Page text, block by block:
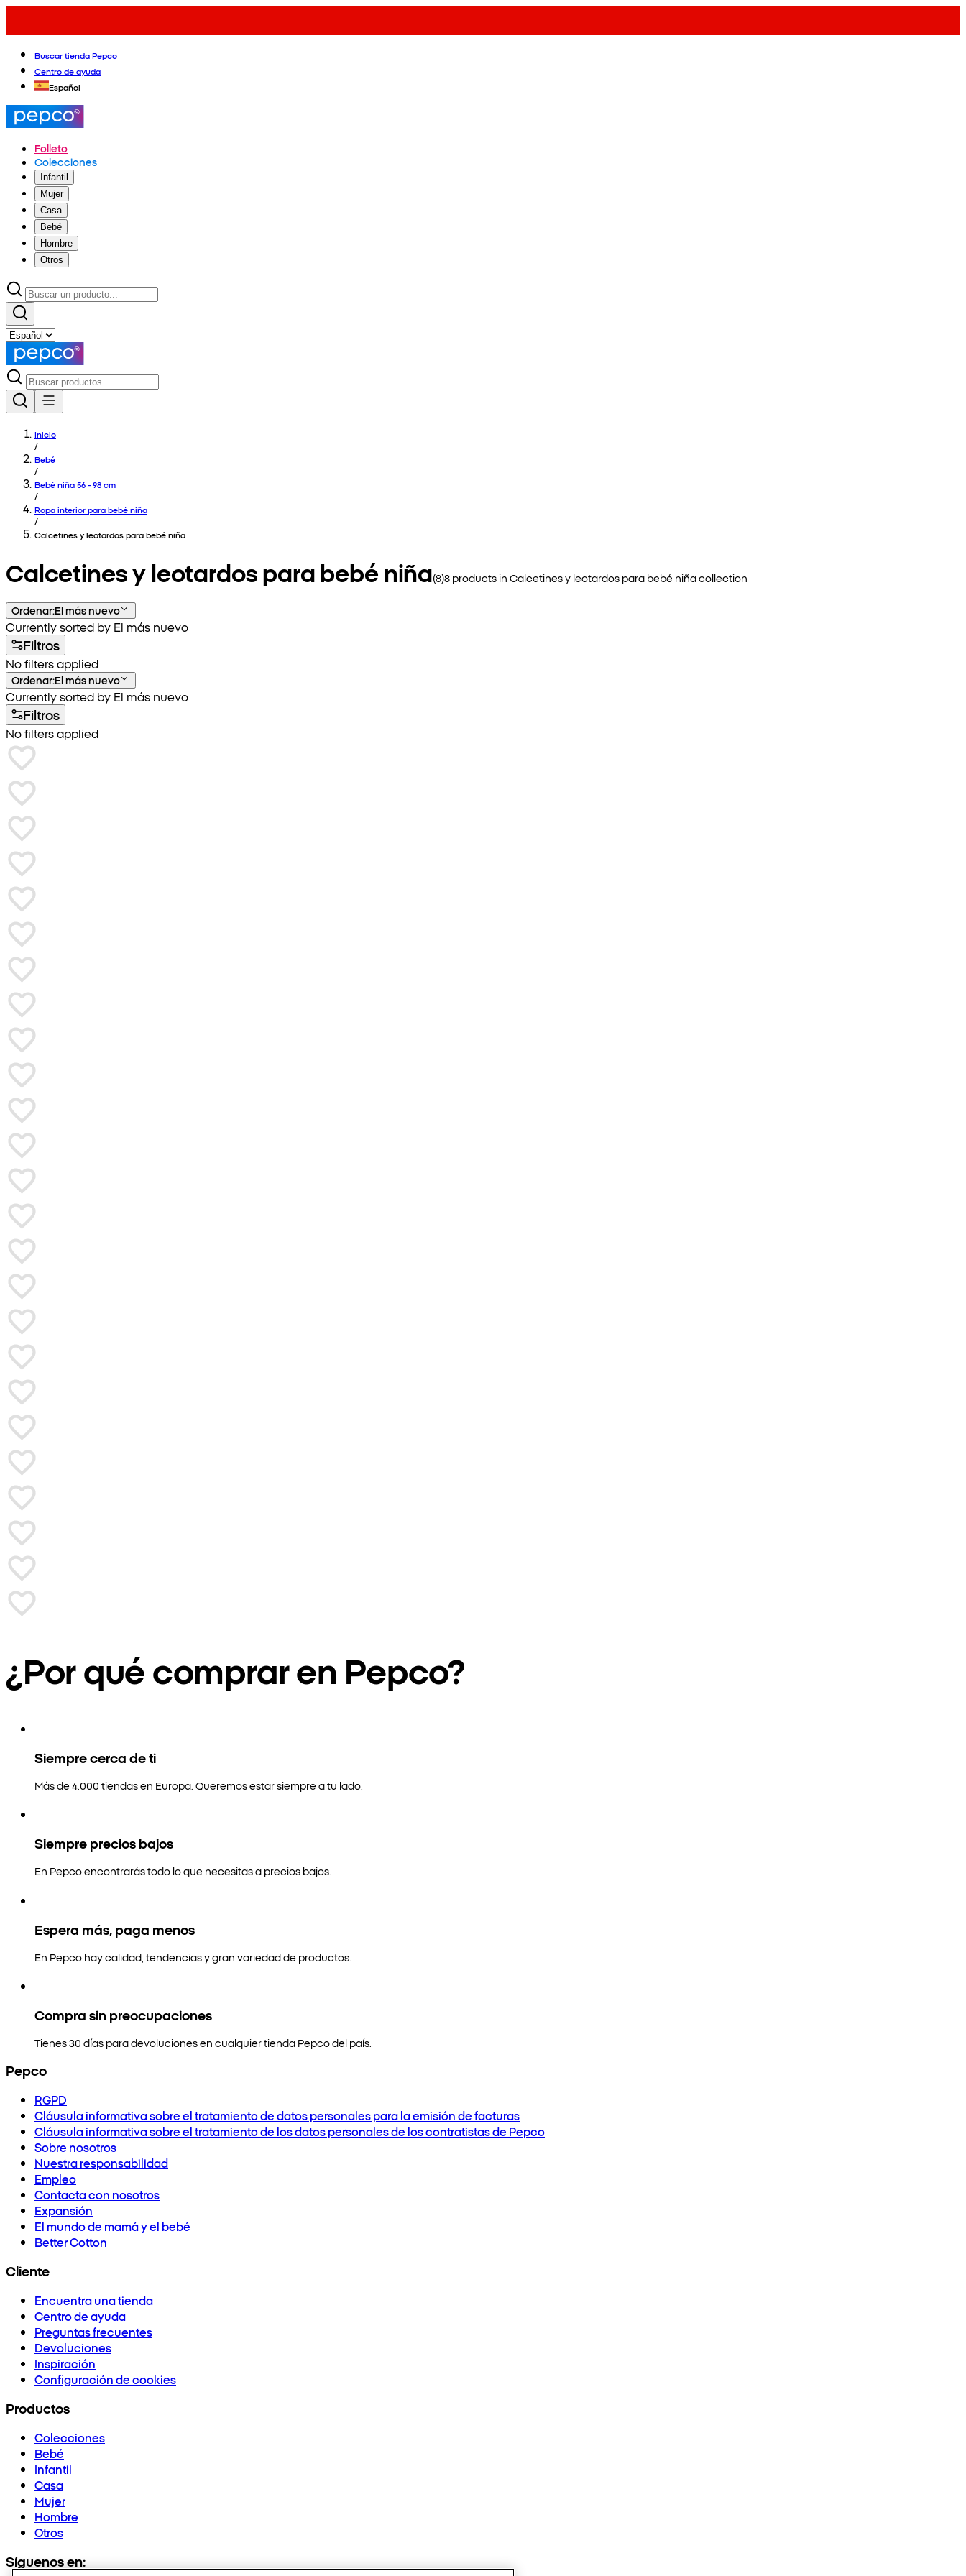
Buscar tienda Pepco
Centro de ayuda
Español
Folleto
Colecciones
Infantil
Mujer
Casa
Bebé
Hombre
Otros
Inicio
/
Bebé
/
Bebé niña 56 - 98 cm
/
Ropa interior para bebé niña
/
Calcetines y leotardos para bebé niña
Calcetines y leotardos para bebé niña(8)8 products inCalcetines y leotardos para bebé niñacollection
Ordenar:El más nuevo
Currently sorted by El más nuevo
Filtros
No filters applied
Ordenar:El más nuevo
Currently sorted by El más nuevo
Filtros
No filters applied
¿Por qué comprar en Pepco?
Siempre cerca de ti
Más de 4.000 tiendas en Europa. Queremos estar siempre a tu lado.
Siempre precios bajos
En Pepco encontrarás todo lo que necesitas a precios bajos.
Espera más, paga menos
En Pepco hay calidad, tendencias y gran variedad de productos.
Compra sin preocupaciones
Tienes 30 días para devoluciones en cualquier tienda Pepco del país.
Pepco
RGPD
Cláusula informativa sobre el tratamiento de datos personales para la emisión de facturas
Cláusula informativa sobre el tratamiento de los datos personales de los contratistas de Pepco
Sobre nosotros
Nuestra responsabilidad
Empleo
Contacta con nosotros
Expansión
El mundo de mamá y el bebé
Better Cotton
Cliente
Encuentra una tienda
Centro de ayuda
Preguntas frecuentes
Devoluciones
Inspiración
Configuración de cookies
Productos
Colecciones
Bebé
Infantil
Casa
Mujer
Hombre
Otros
Síguenos en: